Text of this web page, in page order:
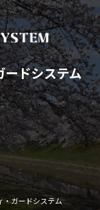
ードシステム
・ガードシステム